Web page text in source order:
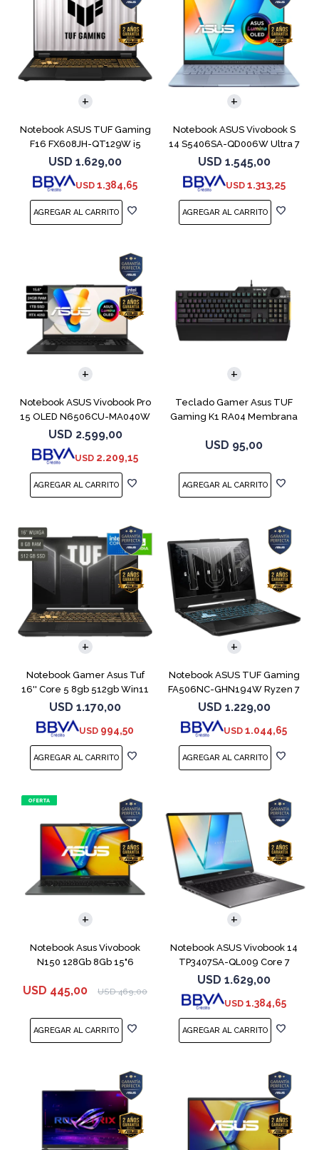
Notebook ASUS TUF Gaming
F16 FX608JH-QT129W i5
13450HX 5050
USD 1.629,00
USD 1.384,65
COMPARAR
Notebook ASUS Vivobook S
14 S5406SA-QD006W Ultra 7
256V 1TB
USD 1.545,00
USD 1.313,25
Notebook ASUS Vivobook Pro
15 OLED N6506CU-MA040W
RTX 4050
USD 2.599,00
USD 2.209,15
COMPARAR
Teclado Gamer Asus TUF
Gaming K1 RA04 Membrana
USD 95,00
Notebook Gamer Asus Tuf
16'' Core 5 8gb 512gb Win11
Rtx3050
USD 1.170,00
USD 994,50
COMPARAR
Notebook ASUS TUF Gaming
FA506NC-GHN194W Ryzen 7
7445HS 3050
USD 1.229,00
USD 1.044,65
COMPARAR
Notebook Asus Vivobook
N150 128Gb 8Gb 15"6
USD 445,00 USD 469,00
COMPARAR
Notebook ASUS Vivobook 14
TP3407SA-QL009 Core 7
256V 512GB
USD 1.629,00
USD 1.384,65
COMPARAR